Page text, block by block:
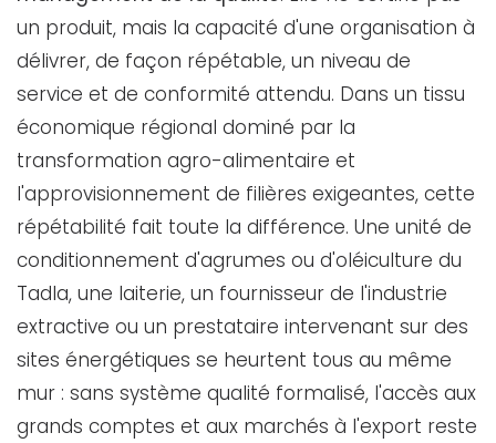
un produit, mais la capacité d'une organisation à
délivrer, de façon répétable, un niveau de
service et de conformité attendu. Dans un tissu
économique régional dominé par la
transformation agro-alimentaire et
l'approvisionnement de filières exigeantes, cette
répétabilité fait toute la différence. Une unité de
conditionnement d'agrumes ou d'oléiculture du
Tadla, une laiterie, un fournisseur de l'industrie
extractive ou un prestataire intervenant sur des
sites énergétiques se heurtent tous au même
mur : sans système qualité formalisé, l'accès aux
grands comptes et aux marchés à l'export reste